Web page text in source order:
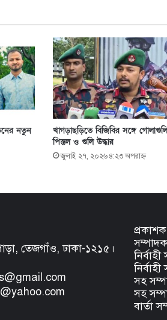
নতুন
খাগড়াছড়িতে বিজিবির সঙ্গে
পিস্তল ও গুলি উদ্ধার
জুলাই ২৭, ২০২৬ ৪:২৩ অপরাহ্ণ
তেজগাঁও, ঢাকা-১২১৫।
সহ
সহ
বার্তা